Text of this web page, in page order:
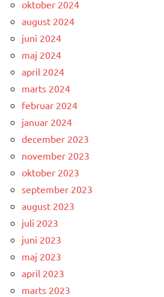
oktober 2024
august 2024
juni 2024
maj 2024
april 2024
marts 2024
februar 2024
januar 2024
december 2023
november 2023
oktober 2023
september 2023
august 2023
juli 2023
juni 2023
maj 2023
april 2023
marts 2023